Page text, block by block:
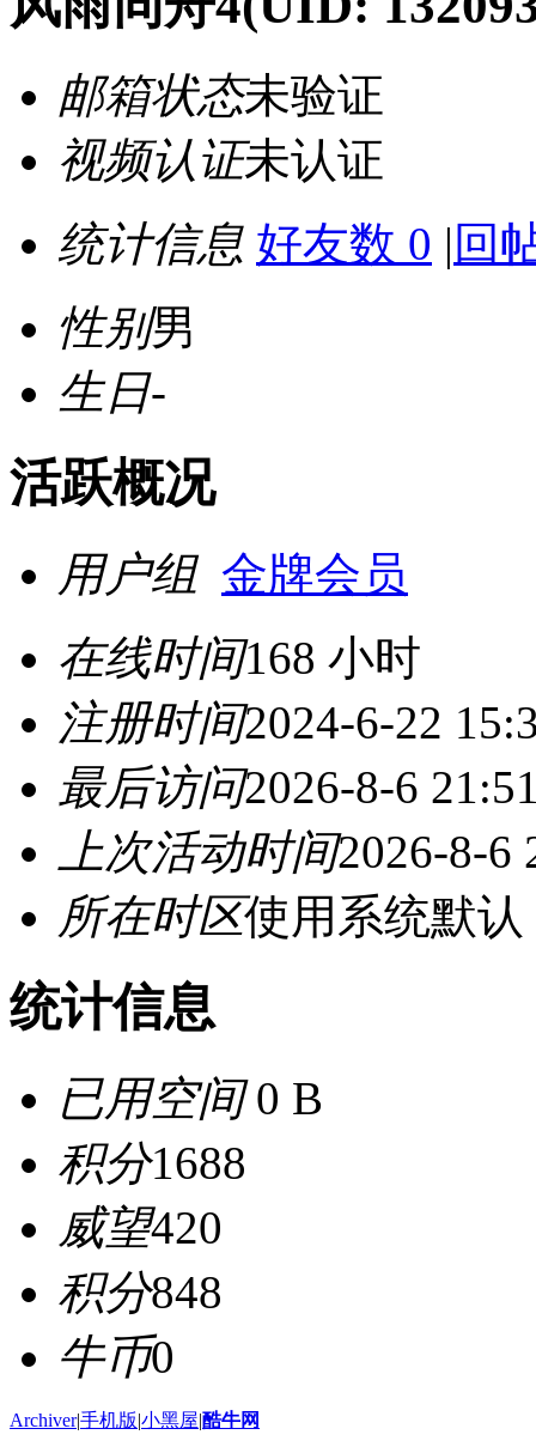
邮箱状态未验证
视频认证未认证
统计信息 好友数 0 | 回
性别男
生日-
活跃概况
用户组 金牌会员
在线时间168 小时
注册时间2024-6-22
最后访问2026-8-6
上次活动时间2026-8-6
所在时区使用系统默认
统计信息
已用空间0 B
积分1688
威望420
积分848
牛币0
Archiver|手机版|小黑屋|酷牛网